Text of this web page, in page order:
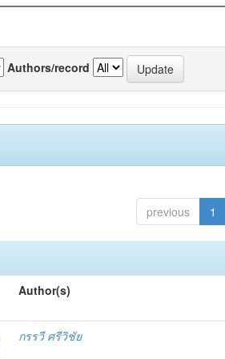
Authors/record
previous 1
Author(s)
กรรวี ศรีวิชัย